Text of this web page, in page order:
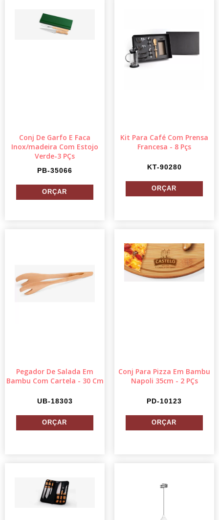
Conj De Garfo E Faca
Inox/madeira Com Estojo
Verde-3 PÇs
PB-35066
Kit Para Café Com Prensa
Francesa - 8 Pçs
KT-90280
Pegador De Salada Em
Bambu Com Cartela - 30 Cm
UB-18303
Conj Para Pizza Em Bambu
Napoli 35cm - 2 PÇs
PD-10123